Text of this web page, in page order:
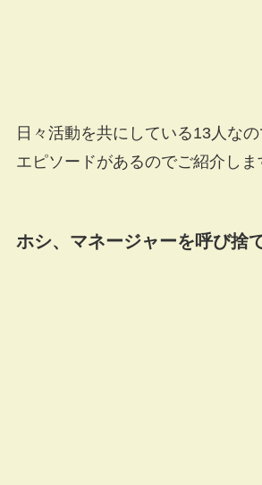
日々活動を共にしている13人な
エピソードがあるのでご紹介しま
ホシ、マネージャーを呼び捨